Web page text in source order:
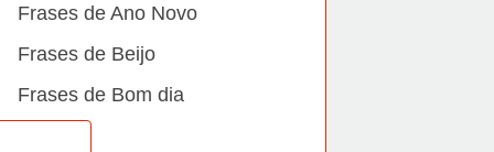
Frases de Ano Novo
Frases de Beijo
Frases de Bom dia